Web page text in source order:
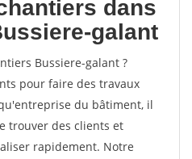
dans
galant
Bussiere-galant ?
pour faire des travaux
du bâtiment, il
trouver des clients et
rapidement. Notre